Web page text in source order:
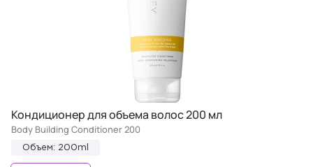
Кондиционер для объема волос 200 мл
Body Building Conditioner 200
Объем: 200ml